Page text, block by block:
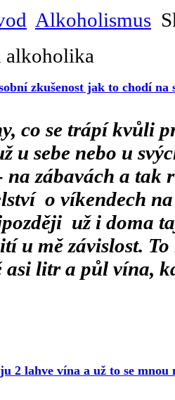
Alkoholismus
alkoholika
zkušenost jak to chodí na
co se trápí kvůli
u sebe nebo u
na zábavách a tak
o víkendech
už i doma
u mě závislost.
asi litr a půl vína,
2 lahve vína a už to se mnou